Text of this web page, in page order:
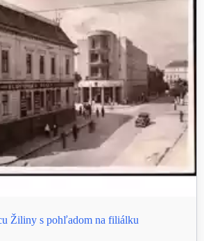
Žiliny s pohľadom na filiálku